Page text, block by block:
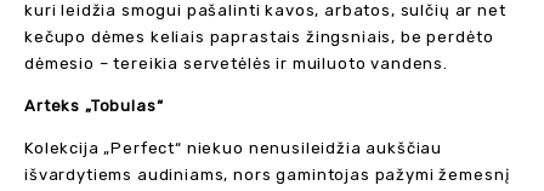
kuri leidžia smogui pašalinti kavos, arbatos, sulčių ar net
kečupo dėmes keliais paprastais žingsniais, be perdėto
dėmesio – tereikia servetėlės ​​ir muiluoto vandens.
Arteks „Tobulas“
Kolekcija „Perfect“ niekuo nenusileidžia aukščiau
išvardytiems audiniams, nors gamintojas pažymi žemesnį